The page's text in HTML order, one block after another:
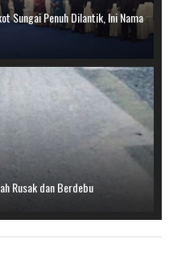
Sungai Penuh Dilantik, Ini Nama
Rusak dan Berdebu